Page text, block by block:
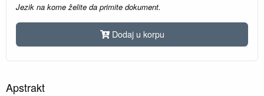
Jezik na kome želite da primite dokument.
Dodaj u korpu
Apstrakt